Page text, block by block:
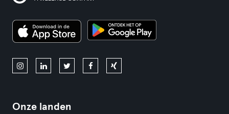
Onze landen